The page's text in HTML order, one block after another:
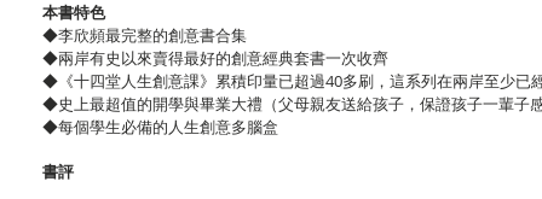
本書特色
◆李欣頻最完整的創意書合集
◆兩岸有史以來賣得最好的創意經典套書一次收齊
◆《十四堂人生創意課》累積印量已超過40多刷，這系列在兩岸至少已
◆史上最超值的開學與畢業大禮（父母親友送給孩子，保證孩子一輩子
◆每個學生必備的人生創意多腦盒
書評